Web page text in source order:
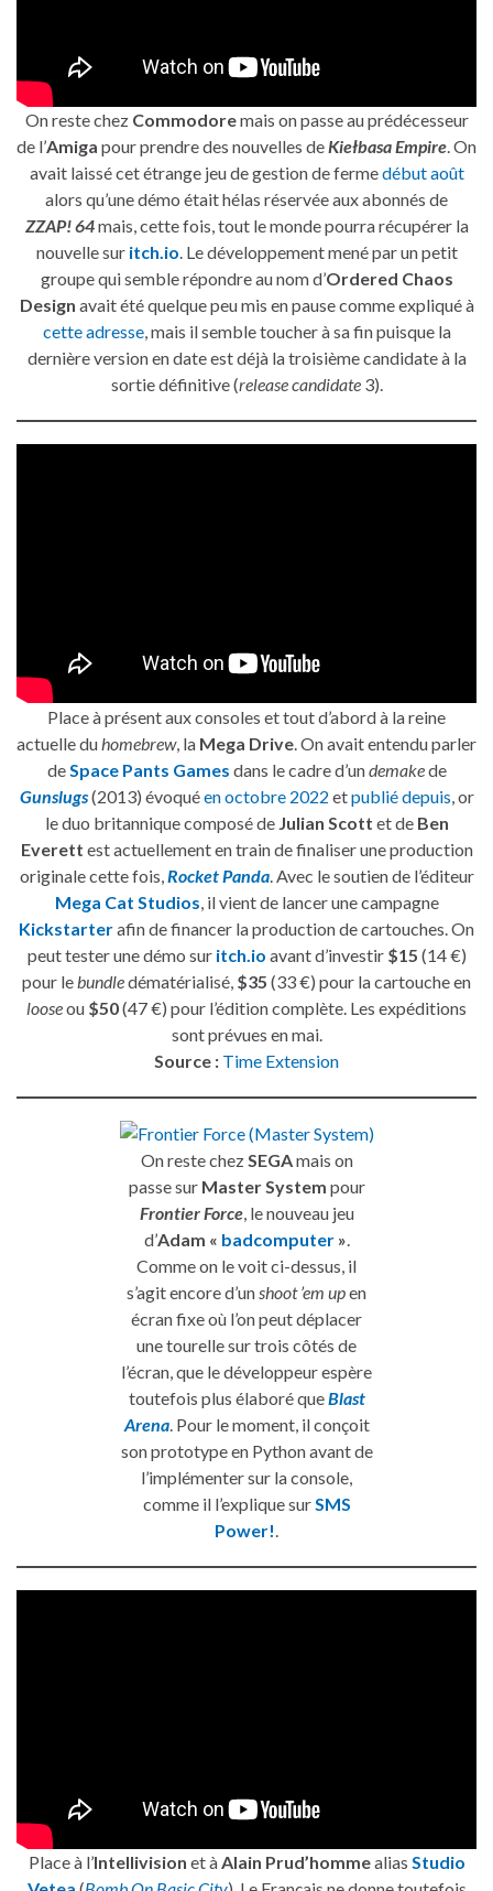
On reste chez Commodoremais on passe au prédécesseur
de l’Amiga pour prendre des nouvelles deKiełbasa Empire. On
avait laissé cet étrange jeu de gestion de fermedébut août
alors qu’une démo était hélas réservée aux abonnés de
ZZAP! 64mais, cette fois, tout le monde pourra récupérer la
nouvelle sur itch.io. Le développement mené par un petit
groupe qui semble répondre au nom d’Ordered Chaos
Design avait été quelque peu mis en pause comme expliqué à
cette adresse, mais il semble toucher à sa fin puisque la
dernière version en date est déjà la troisième candidate à la
sortie définitive (release candidate3).
Place à présent aux consoles et tout d’abord à la reine
actuelle du homebrew, la Mega Drive . On avait entendu parler
de Space Pants Games dans le cadre d’undemakede
Gunslugs(2013) évoquéen octobre 2022 etpublié depuis , or
le duo britannique composé de Julian Scott et de Ben
Everett est actuellement en train de finaliser une production
originale cette fois, Rocket Panda. Avec le soutien de l’éditeur
Mega Cat Studios , il vient de lancer une campagne
Kickstarterafin de financer la production de cartouches. On
peut tester une démo sur itch.io avant d’investir $15 (14 €)
pour le bundledématérialisé, $35 (33 €) pour la cartouche en
looseou $50(47 €) pour l’édition complète. Les expéditions
sont prévues en mai.
Source : Time Extension
On reste chez SEGAmais on
passe sur Master System pour
Frontier Force, le nouveau jeu
d’Adam « badcomputer »
Comme on le voit ci-dessus, il
s’agit encore d’un shoot ’em upen
écran fixe où l’on peut déplacer
une tourelle sur trois côtés de
l’écran, que le développeur espère
toutefois plus élaboré queBlast
Arena. Pour le moment, il conçoit
son prototype en Python avant de
l’implémenter sur la console,
comme il l’explique sur SMS
Power!
Place à l’Intellivision et à Alain Prud’hommealias Studio